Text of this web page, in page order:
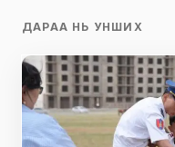
ДАРАА НЬ УНШИХ